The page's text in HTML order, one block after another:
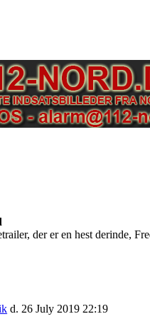
der er en hest derinde,
d. 26 July 2019 22:19